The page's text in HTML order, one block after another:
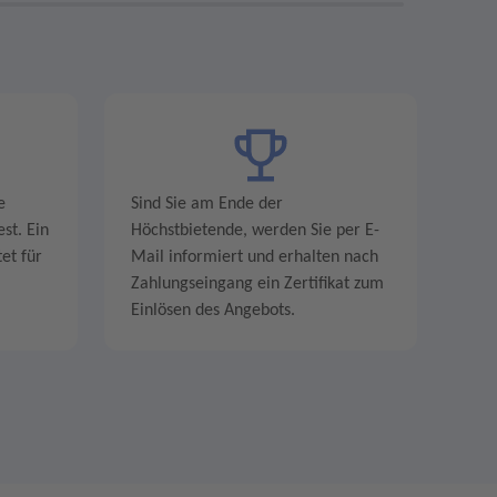
Ein
für
Sind Sie am Ende der
Höchstbietende, werden Sie per E-
Mail informiert und erhalten nach
Zahlungseingang ein Zertifikat zum
Einlösen des Angebots.